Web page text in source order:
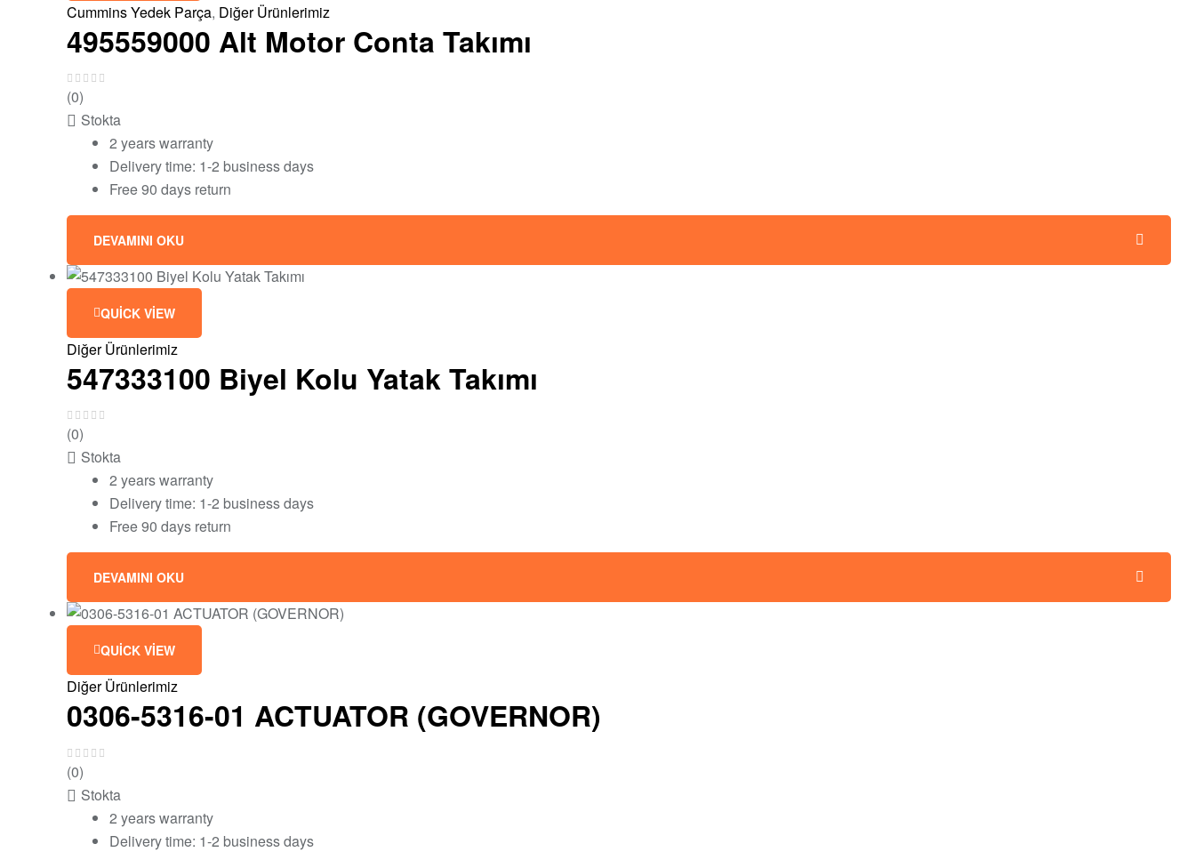
Cummins Yedek Parça, Diğer Ürünlerimiz
495559000 Alt Motor Conta Takımı
(0)
Stokta
2 years warranty
Delivery time: 1-2 business days
Free 90 days return
DEVAMINI OKU
QUICK VIEW
Diğer Ürünlerimiz
547333100 Biyel Kolu Yatak Takımı
(0)
Stokta
2 years warranty
Delivery time: 1-2 business days
Free 90 days return
DEVAMINI OKU
QUICK VIEW
Diğer Ürünlerimiz
0306-5316-01 ACTUATOR (GOVERNOR)
(0)
Stokta
2 years warranty
Delivery time: 1-2 business days